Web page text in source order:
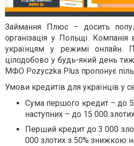
Займання Плюс – досить
організація у Польщі. Компанія
українцям у режимі онлайн.
цілодобово у будь-який день
МФО Pozyczka Plus пропонує
Умови кредитів для українців у
Сума першого кредит – до 5
наступних – до 15 000
Перший кредит до 3 000
000 злотих з 50% знижкою